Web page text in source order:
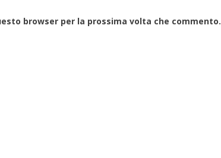
browser per la prossima volta che commento.